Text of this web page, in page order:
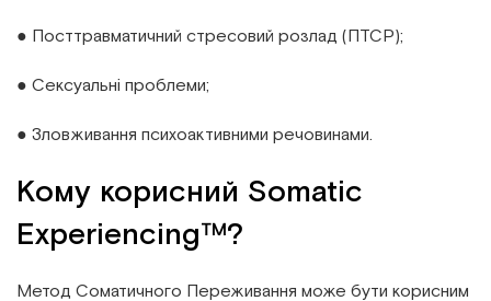
● Посттравматичний стресовий розлад (ПТСР);
● Сексуальні проблеми;
● Зловживання психоактивними речовинами.
Кому корисний Somatic
Experiencing™?
Метод Соматичного Переживання може бути корисним